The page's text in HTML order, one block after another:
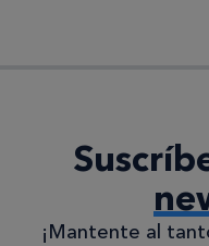
¡Mantente al